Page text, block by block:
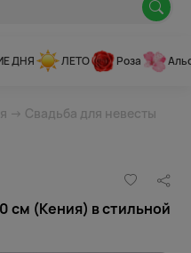
ДНЯ ЛЕТО Роза
→ Свадьба для невесты
см (Кения) в стильной